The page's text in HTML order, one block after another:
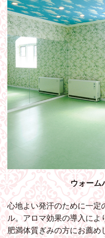
ウォーム
心地よい発汗のために一定
ル。アロマ効果の導入によ
肥満体質ぎみの方にお薦め